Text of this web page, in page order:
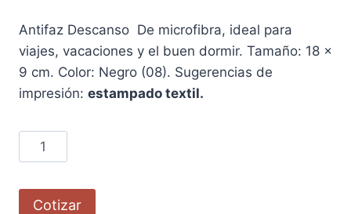
Antifaz Descanso De microfibra, ideal para
viajes, vacaciones y el buen dormir. Tamaño: 18 x
9 cm. Color: Negro (08). Sugerencias de
impresión: estampado textil.
Cotizar